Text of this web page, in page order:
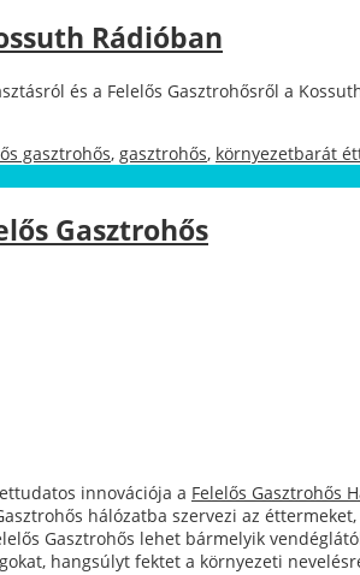
Rádióban
és a Felelős Gasztrohősről a
gasztrohős, gasztrohős, környezetbarát
Gasztrohős
innovációja a Felelős Gasztrohős
hálózatba szervezi az
Gasztrohős lehet bármelyik
hangsúlyt fektet a környezeti